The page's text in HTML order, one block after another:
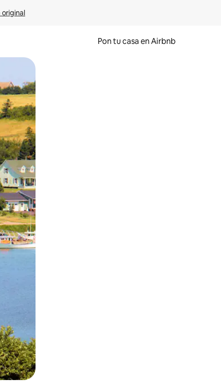
original
Pon tu casa en Airbnb
desliza el dedo.